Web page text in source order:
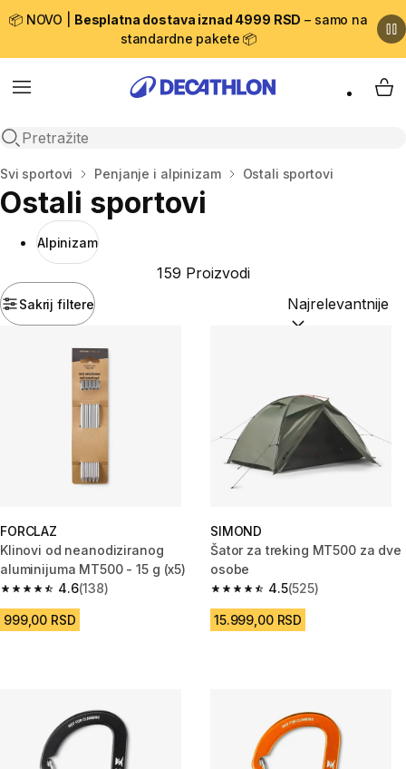
📦 NOVO | Besplatna dostava iznad 4999 RSD – samo na
standardne pakete 📦
Menu
Open search
My
Početna stranica
Svi sportovi Penjanje i alpinizam Ostali sportovi
Ostali sportovi
Alpinizam
Sakrij filtere
159 Proizvodi
Sortiraj po:
FORCLAZ
Klinovi od neanodiziranog
aluminijuma MT500 - 15 g (x5)
4.6
4.6 od 5 zvezdica from 138 Recenzije
(138)
999,00 RSD
SIMOND
Šator za treking MT500 za dve
osobe
4.5
4.5 od 5 zvezdica from 525
(525)
15.999,00 RSD